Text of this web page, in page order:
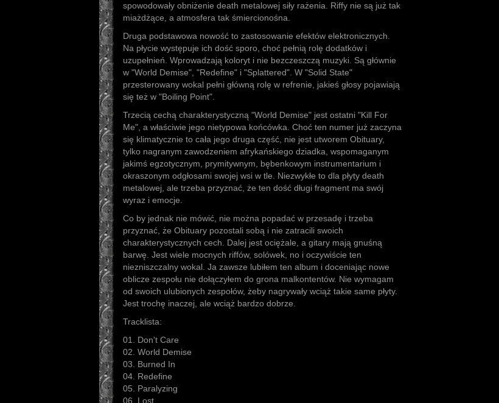
spowodowały obniżenie death metalowej siły rażenia. Riffy nie są już tak
miażdżące, a atmosfera tak śmiercionośna.
Druga podstawowa nowość to zastosowanie efektów elektronicznych.
Na płycie występuje ich dość sporo, choć pełnią rolę dodatków i
uzupełnień. Wprowadzają koloryt i nie bezczeszczą muzyki. Są głównie
w "World Demise", "Redefine" i "Splattered". W "Solid State"
przesterowany wokal pełni główną rolę w refrenie, jakieś głosy pojawiają
się też w "Boiling Point".
Trzecią cechą charakterystyczną "World Demise" jest ostatni "Kill For
Me", a właściwie jego nietypowa końcówka. Choć ten numer już zaczyna
się klimatycznie to cała jego druga część, nie jest utworem Obituary,
tylko nagranym zawodzeniem afrykańskiego dziadka, wspomaganym
jakimś egzotycznym, prymitywnym, bębenkowym instrumentarium i
okraszonym odgłosami swojej wsi w tle. Niezwykłe to dla płyty death
metalowej, ale trzeba przyznać, że ten dość długi fragment ma swój
wyraz i emocje.
Co by jednak nie mówić, nie można popadać w przesadę i trzeba
przyznać, że Obituary pozostali sobą i nie zatracili swoich
charakterystycznych cech. Dalej jest ociężale, a gitary mają gnuśną
barwę. Jest wiele mocnych riffów, solówek, no i oczywiście ten
niezniszczalny wokal. Ja zawsze lubiłem ten album i doceniając nowe
oblicze zespołu nie dołączyłem do grona malkontentów. Nie wymagam
od swoich ulubionych zespołów, żeby nagrywały wciąż takie same płyty.
Jest trochę inaczej, ale wciąż bardzo dobrze.
Tracklista:
01. Don't Care
02. World Demise
03. Burned In
04. Redefine
05. Paralyzing
06. Lost